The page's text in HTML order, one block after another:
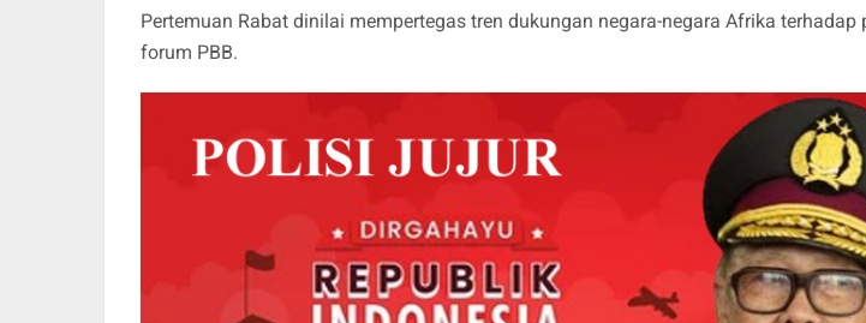
Pertemuan Rabat dinilai mempertegas tren dukungan negara-negara Afrika terhadap
forum PBB.